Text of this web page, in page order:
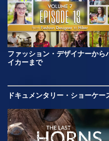
ファッション・デザイナーから
イカーまで
ドキュメンタリー・ショーケー